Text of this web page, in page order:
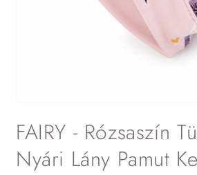
megnyitása
a
párbeszédpanelen
FAIRY - Rózsaszín
Nyári Lány Pamut